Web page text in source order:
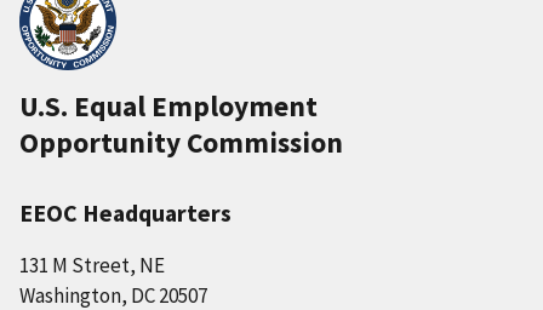
U.S. Equal Employment
Opportunity Commission
EEOC Headquarters
131 M Street, NE
Washington, DC 20507